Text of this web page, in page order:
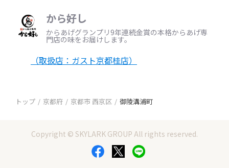
から好し
からあげグランプリ9年連続金賞の本格からあげ専
門店の味をお届けします。
（取扱店：ガスト京都桂店）
トップ 京都府 京都市 西京区 御陵溝浦町
Copyright © SKYLARK GROUP All rights reserved.